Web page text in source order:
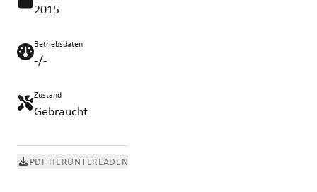
2015
Betriebsdaten
-/-
Zustand
Gebraucht
PDF HERUNTERLADEN